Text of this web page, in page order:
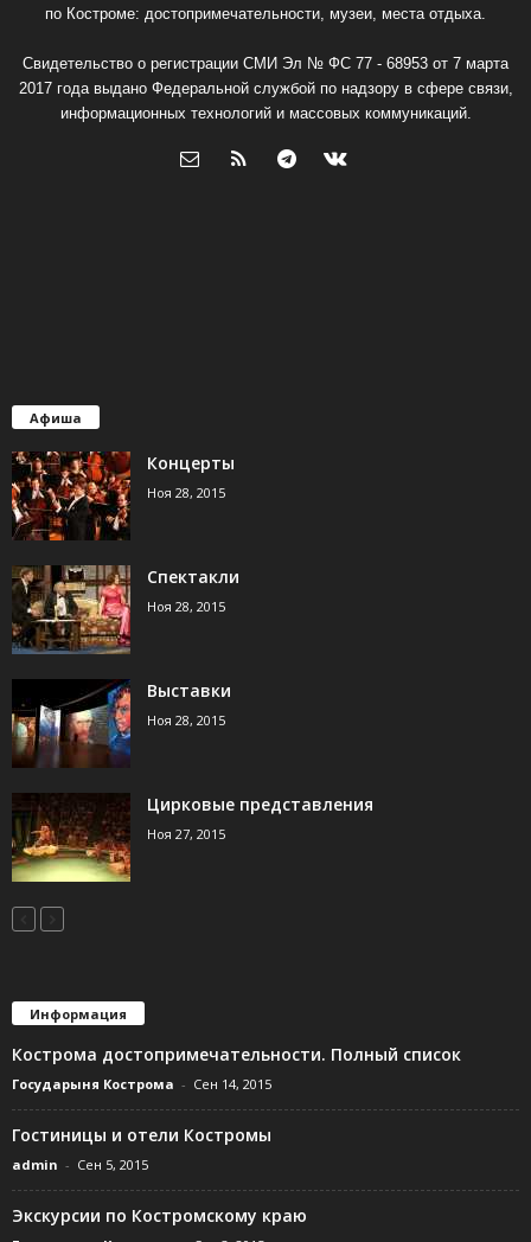
по Костроме: достопримечательности, музеи, места отдыха.
Свидетельство о регистрации СМИ Эл № ФС 77 - 68953 от 7 марта
2017 года выдано Федеральной службой по надзору в сфере связи,
информационных технологий и массовых коммуникаций.
Афиша
Концерты
Ноя 28, 2015
Спектакли
Ноя 28, 2015
Выставки
Ноя 28, 2015
Цирковые представления
Ноя 27, 2015
Информация
Кострома достопримечательности. Полный список
Государыня Кострома - Сен 14, 2015
Гостиницы и отели Костромы
admin - Сен 5, 2015
Экскурсии по Костромскому краю